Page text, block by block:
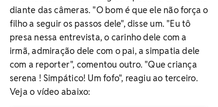
diante das câmeras. "O bom é que ele não força o
filho a seguir os passos dele", disse um. "Eu tô
presa nessa entrevista, o carinho dele com a
irmã, admiração dele com o pai, a simpatia dele
com a reporter", comentou outro. "Que criança
serena ! Simpático! Um fofo", reagiu ao terceiro.
Veja o vídeo abaixo: